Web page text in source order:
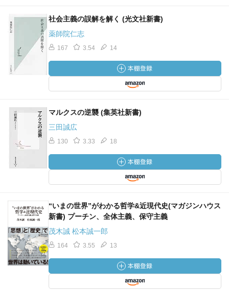
社会主義の誤解を解く (光文社新書)
薬師院仁志
167 3.54 14
マルクスの逆襲 (集英社新書)
三田誠広
130 3.33 18
“いまの世界”がわかる哲学&近現代史(マガジンハウス
新書) プーチン、全体主義、保守主義
茂木誠 松本誠一郎
164 3.55 13